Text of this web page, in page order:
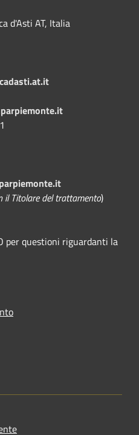
d'Asti AT, Italia
il Titolare del trattamento)
per questioni riguardanti la